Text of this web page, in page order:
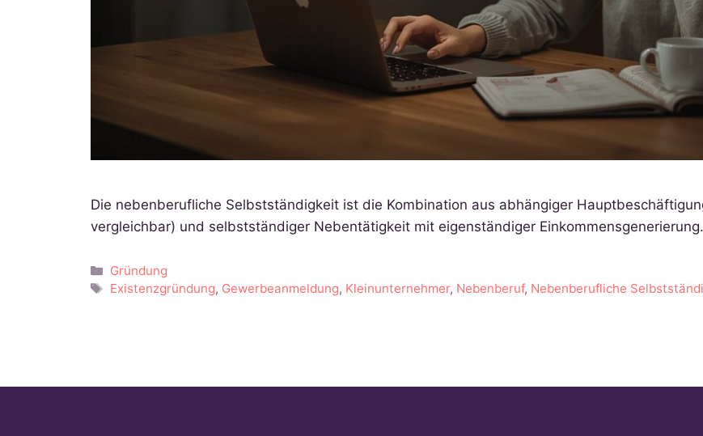
Die nebenberufliche Selbstständigkeit ist die Kombination aus abhängiger
vergleichbar) und selbstständiger Nebentätigkeit mit eigenständiger
Kategorien
Gründung
Schlagwörter
Existenzgründung, Gewerbeanmeldung, Kleinunternehmer, Nebenberuf, Nebenberufliche